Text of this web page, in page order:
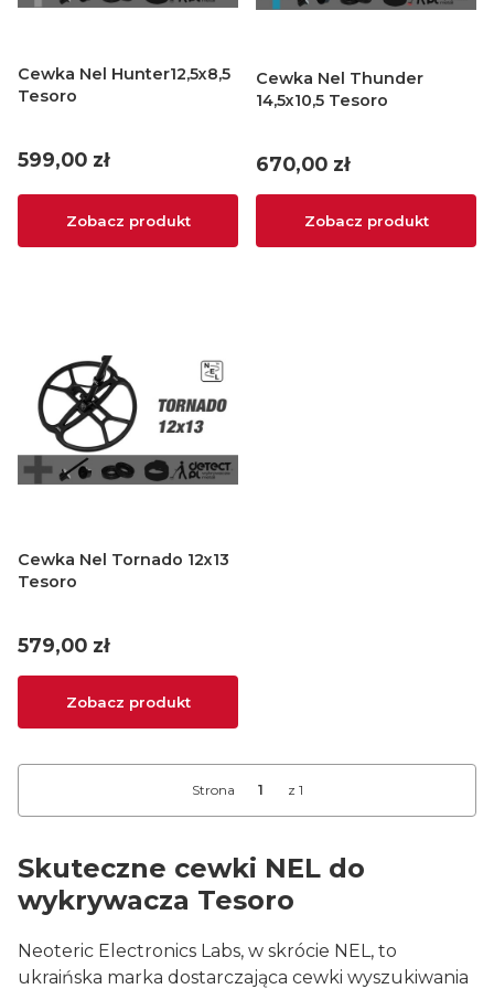
Cewka Nel Hunter12,5x8,5
Tesoro
Cena
599,00 zł
Zobacz produkt
Cewka Nel Thunder
14,5x10,5 Tesoro
Cena
670,00 zł
Zobacz produkt
Cewka Nel Tornado 12x13
Tesoro
Cena
579,00 zł
Zobacz produkt
Strona z 1
Skuteczne cewki NEL do
wykrywacza Tesoro
Neoteric Electronics Labs, w skrócie NEL, to
ukraińska marka dostarczająca cewki wyszukiwania